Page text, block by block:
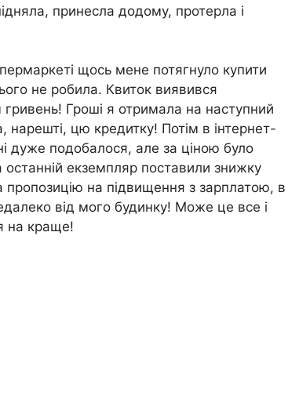
принесла додому, протерла і
щось мене потягнуло купити
не робила. Квиток виявився
Гроші я отримала на наступний
нарешті, цю кредитку! Потім в інтернет-
дуже подобалося, але за ціною було
екземпляр поставили знижку
на підвищення з зарплатою, в
від мого будинку! Може це все і
на краще!